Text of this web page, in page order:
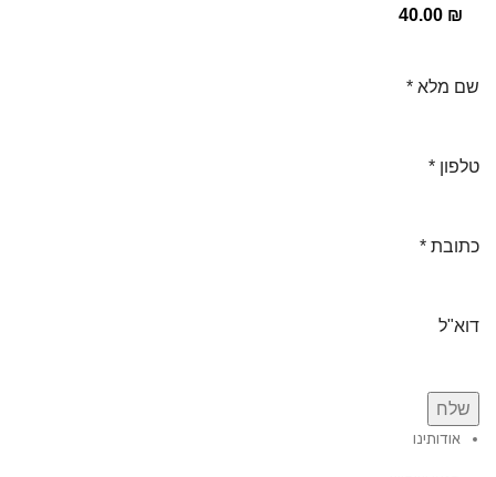
40.00 ₪
שם מלא *
טלפון *
כתובת *
דוא"ל
שלח
אודותינו